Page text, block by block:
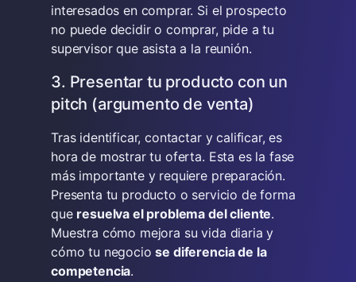
interesados en comprar. Si el prospecto
no puede decidir o comprar, pide a tu
supervisor que asista a la reunión.
3. Presentar tu producto con un
pitch (argumento de venta)
Tras identificar, contactar y calificar, es
hora de mostrar tu oferta. Esta es la fase
más importante y requiere preparación.
Presenta tu producto o servicio de forma
que resuelva el problema del cliente.
Muestra cómo mejora su vida diaria y
cómo tu negociose diferencia de la
competencia.